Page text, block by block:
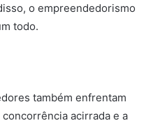
o empreendedorismo
todo.
também enfrentam
acirrada e a